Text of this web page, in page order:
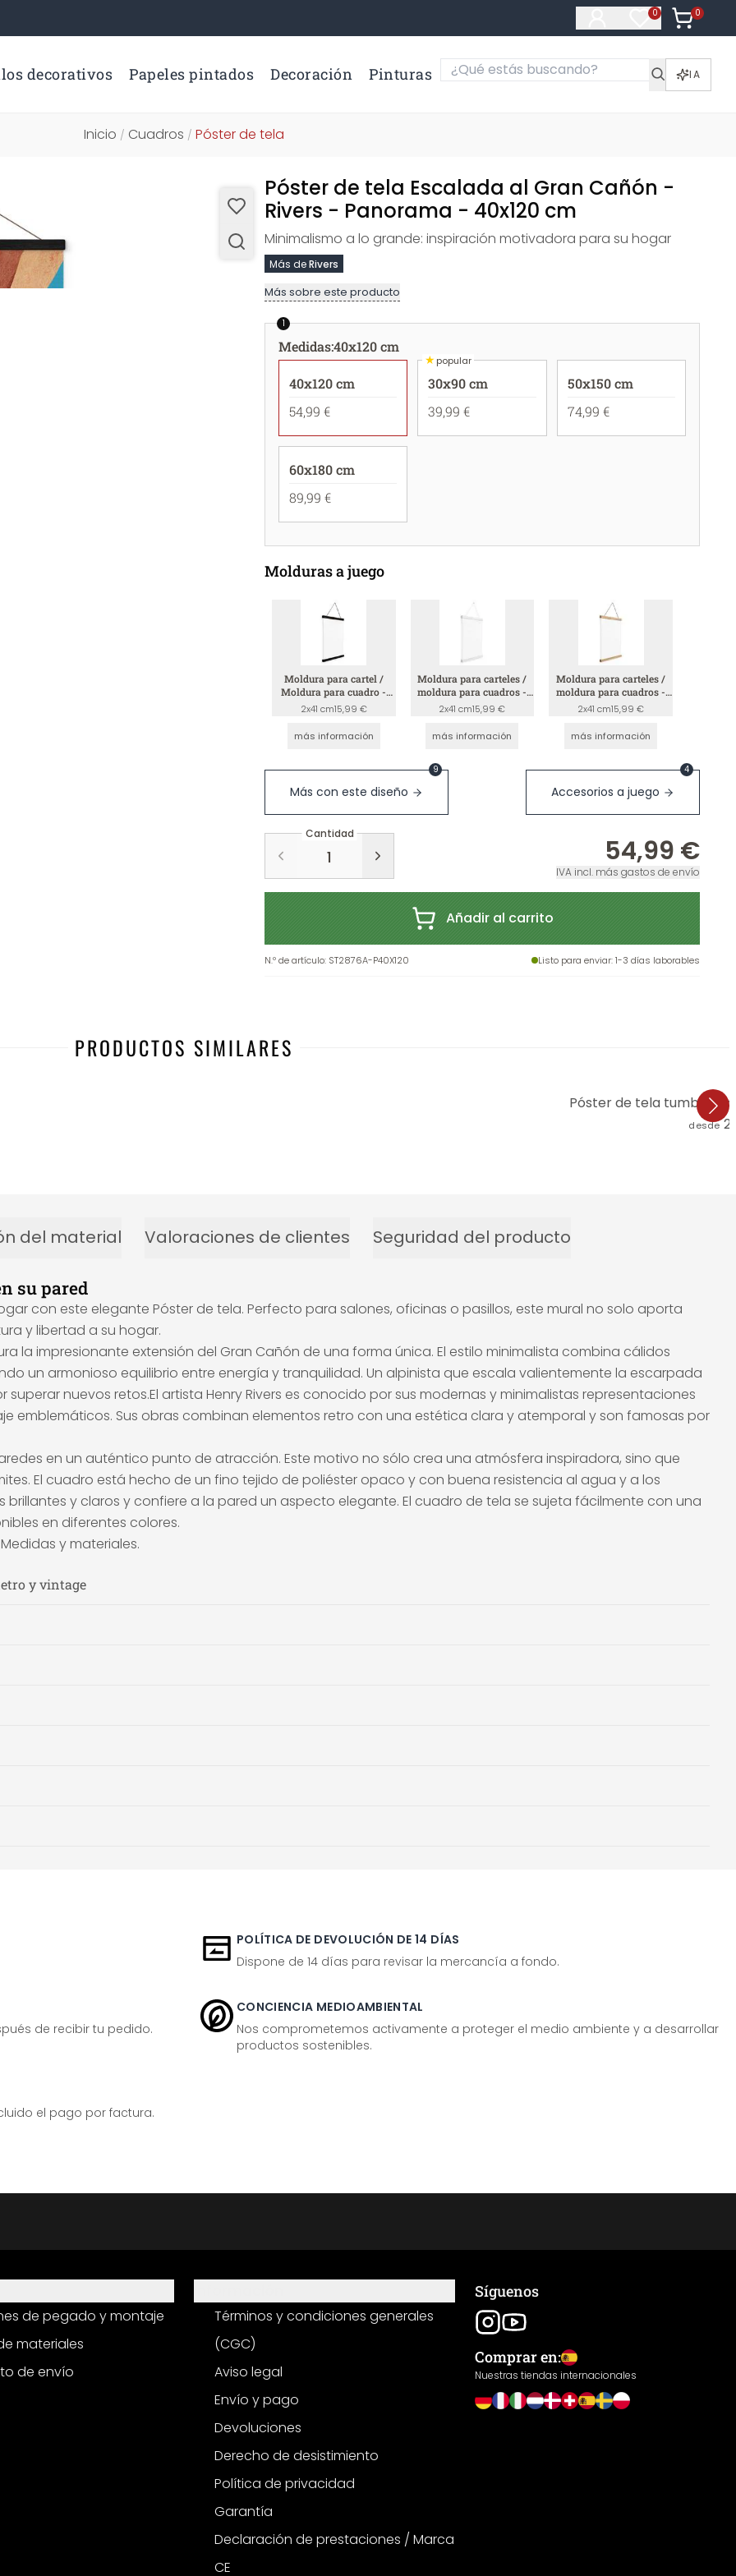
0
Artículos en
0
Artículos
decorativos Papeles pintados Decoración Pinturas IA
Inicio / Cuadros / Póster de tela
Póster de tela Escalada al Gran Cañón -
Rivers - Panorama - 40x120 cm
Minimalismo a lo grande: inspiración motivadora para su hogar
Más deRivers
Más sobre este producto
1
Medidas:40x120 cm
40x120 cm
54,99 €
★popular
30x90 cm
39,99 €
50x150 cm
74,99 €
60x180 cm
89,99 €
Molduras a juego
Moldura para cartel /
Moldura para cuadro -
Negro
2x41 cm15,99 €
más información
Moldura para carteles /
moldura para cuadros -
blanco
2x41 cm15,99 €
más información
Moldura para carteles /
moldura para cuadros -
madera
2x41 cm15,99 €
más información
Más con este diseño
9
Accesorios a juego
4
Cantidad
54,99 €
IVA incl. más gastos de envío
Añadir al carrito
N.º de artículo: ST2876A-P40X120 Listo para enviar: 1-3 días laborables
PRODUCTOS SIMILARES
Póster de tela tumbona
desde
del material Valoraciones de clientes Seguridad del producto
su pared
con este elegante Póster de tela. Perfecto para salones, oficinas o pasillos, este mural no solo aporta
y libertad a su hogar.
la impresionante extensión del Gran Cañón de una forma única. El estilo minimalista combina cálidos
un armonioso equilibrio entre energía y tranquilidad. Un alpinista que escala valientemente la escarpada
nuevos retos.El artista Henry Rivers es conocido por sus modernas y minimalistas representaciones
emblemáticos. Sus obras combinan elementos retro con una estética clara y atemporal y son famosas por
en un auténtico punto de atracción. Este motivo no sólo crea una atmósfera inspiradora, sino que
El cuadro está hecho de un fino tejido de poliéster opaco y con buena resistencia al agua y a los
brillantes y claros y confiere a la pared un aspecto elegante. El cuadro de tela se sujeta fácilmente con una
en diferentes colores.
y materiales.
y vintage
POLÍTICA DE DEVOLUCIÓN DE 14 DÍAS
Dispone de 14 días para revisar la mercancía a fondo.
de recibir tu pedido.
CONCIENCIA MEDIOAMBIENTAL
Nos comprometemos activamente a proteger el medio ambiente y a desarrollar
productos sostenibles.
el pago por factura.
de pegado y montaje
materiales
de envío
Términos y condiciones generales
(CGC)
Aviso legal
Envío y pago
Devoluciones
Derecho de desistimiento
Política de privacidad
Garantía
Declaración de prestaciones / Marca
CE
Síguenos
Comprar en:
Nuestras tiendas internacionales